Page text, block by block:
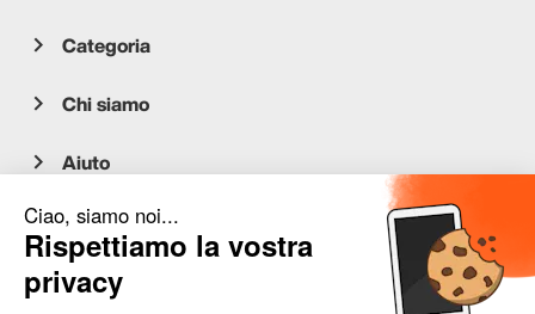
Categoria
Chi siamo
Aiuto
Servizio clienti
occasion.migros.mobile@recommerce.com